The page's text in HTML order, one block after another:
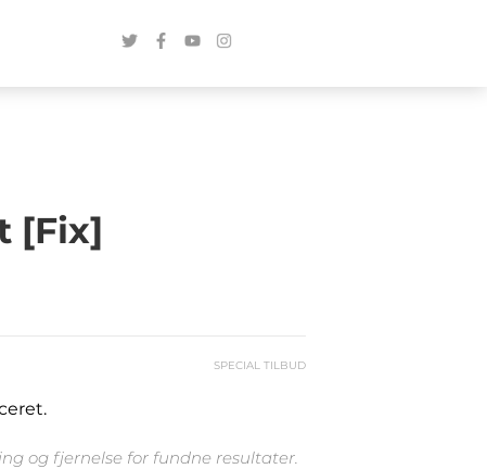
[Fix]
SPECIAL TILBUD
og fjernelse for fundne resultater.